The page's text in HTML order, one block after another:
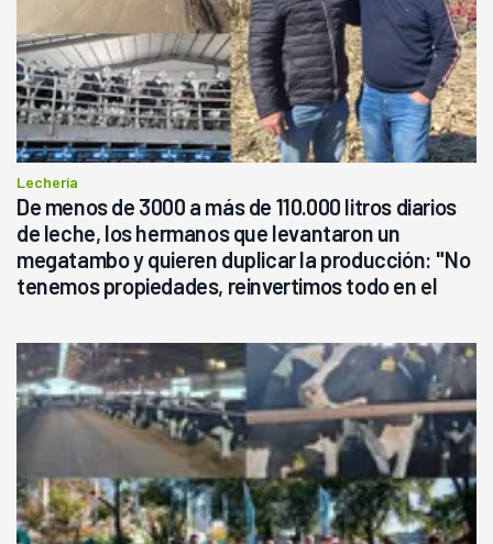
Lechería
De menos de 3000 a más de 110.000 litros diarios
de leche, los hermanos que levantaron un
megatambo y quieren duplicar la producción: "No
tenemos propiedades, reinvertimos todo en el